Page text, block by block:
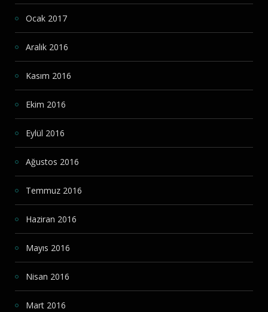
Ocak 2017
Aralık 2016
Kasım 2016
Ekim 2016
Eylül 2016
Ağustos 2016
Temmuz 2016
Haziran 2016
Mayıs 2016
Nisan 2016
Mart 2016